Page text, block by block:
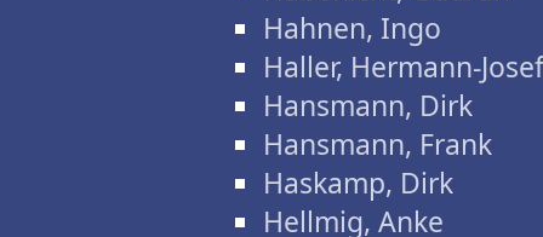
Hahnen, Ingo
Haller, Hermann-Josef
Hansmann, Dirk
Hansmann, Frank
Haskamp, Dirk
Hellmig, Anke